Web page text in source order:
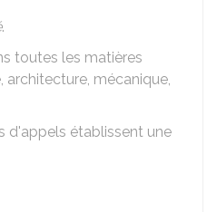
.
toutes les matières
mécanique,
d'appels établissent une